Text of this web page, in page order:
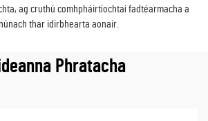
ag cruthú comhpháirtíochtaí fadtéarmacha a
thar idirbhearta aonair.
Phratacha